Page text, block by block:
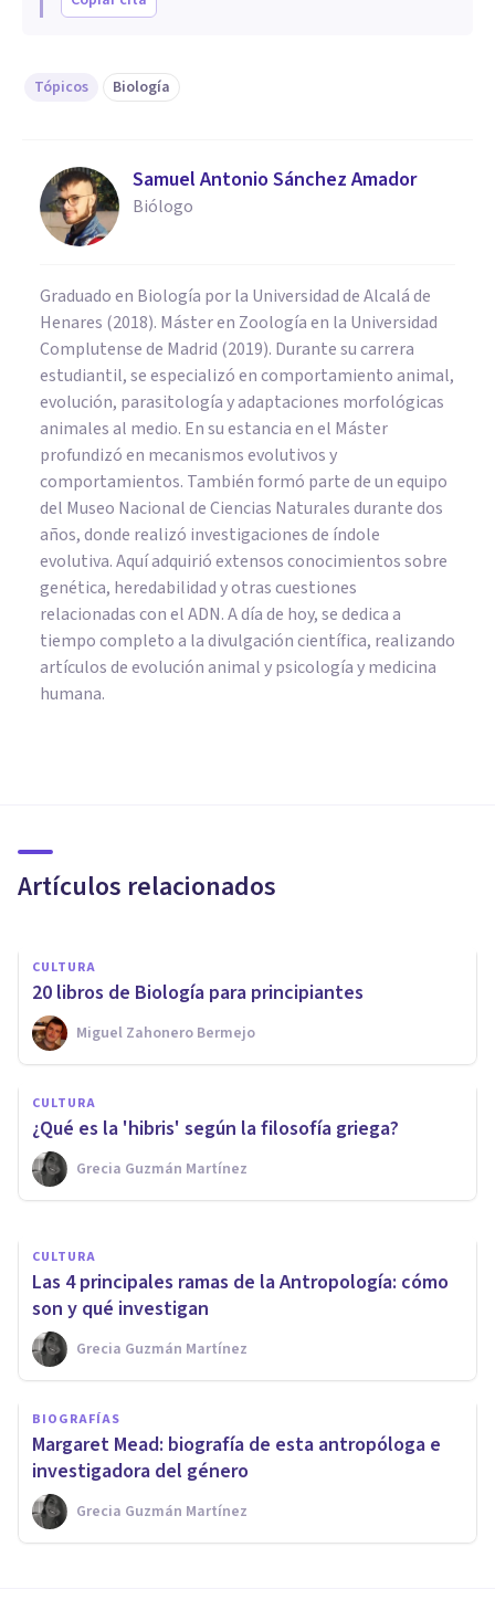
Tópicos Biología
Samuel Antonio Sánchez Amador
Biólogo
Graduado en Biología por la Universidad de Alcalá de
Henares (2018). Máster en Zoología en la Universidad
Complutense de Madrid (2019). Durante su carrera
estudiantil, se especializó en comportamiento animal,
evolución, parasitología y adaptaciones morfológicas
animales al medio. En su estancia en el Máster
profundizó en mecanismos evolutivos y
comportamientos. También formó parte de un equipo
del Museo Nacional de Ciencias Naturales durante dos
años, donde realizó investigaciones de índole
evolutiva. Aquí adquirió extensos conocimientos sobre
genética, heredabilidad y otras cuestiones
relacionadas con el ADN. A día de hoy, se dedica a
tiempo completo a la divulgación científica, realizando
artículos de evolución animal y psicología y medicina
humana.
Artículos relacionados
principales especies
Oscar Castillero Mimenza
CULTURA
20 libros de Biología para principiantes
Miguel Zahonero Bermejo
CULTURA
¿Qué es la 'hibris' según la filosofía griega?
Grecia Guzmán Martínez
PSICOLOGÍA EDUCATIVA Y DEL DESARROLLO
"Perverso polimorfo": ¿qué
significa este concepto de
Freud?
Arturo Torres
CULTURA
Las 4 principales ramas de la Antropología: cómo
son y qué investigan
Grecia Guzmán Martínez
BIOGRAFÍAS
Margaret Mead: biografía de esta antropóloga e
investigadora del género
Grecia Guzmán Martínez